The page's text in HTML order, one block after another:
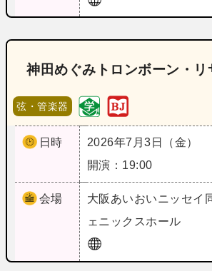
神田めぐみトロンボーン・
弦・管楽器
日時
2026年7月3日（金）
開演：19:00
会場 大阪 あいおいニッセイ
ェニックスホール